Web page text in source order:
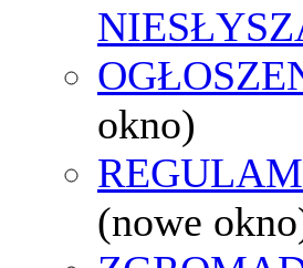
okno)
(nowe